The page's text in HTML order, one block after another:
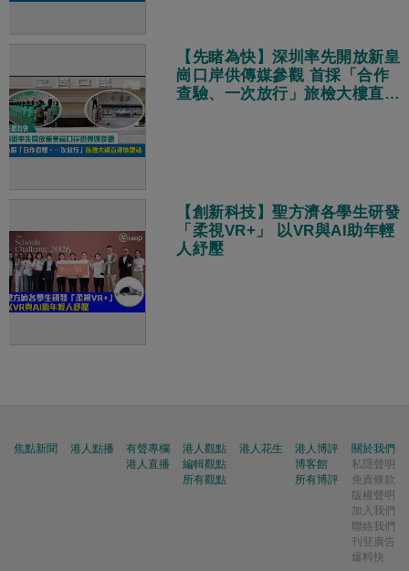
【先睹為快】深圳率先開放新皇
崗口岸供傳媒參觀 首採「合作
查驗、一次放行」旅檢大樓直連
【創新科技】聖方濟各學生研發
「柔視VR+」 以VR與AI助年輕
人紓壓
焦點新聞 港人點播
有聲專欄
港人直播
港人觀點
編輯觀點
所有觀點
港人花生
港人博評
博客館
所有博評
關於我們
私隱聲明
免責條款
版權聲明
加入我們
聯絡我們
刊登廣告
爆料快